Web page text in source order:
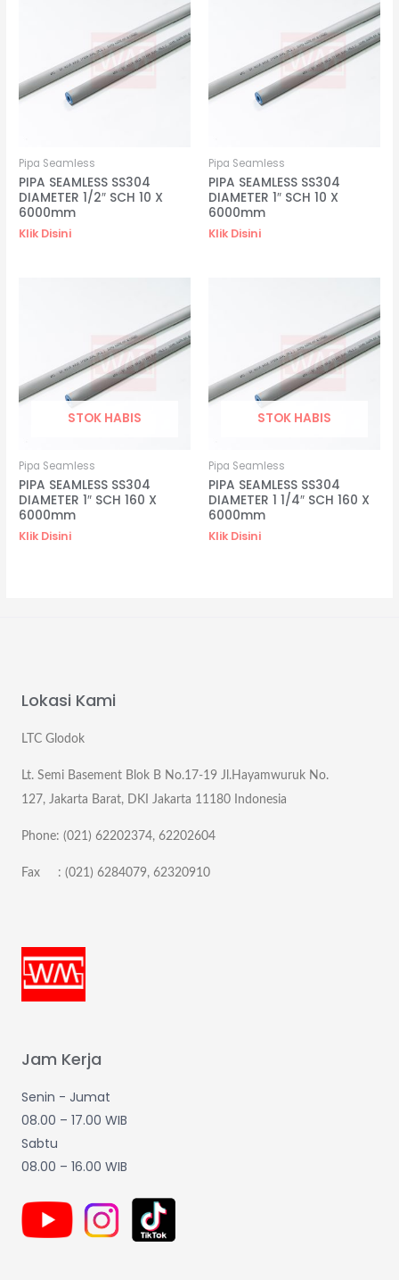
Pipa Seamless
PIPA SEAMLESS SS304
DIAMETER 1/2″ SCH 10 X
6000mm
Klik Disini
Pipa Seamless
PIPA SEAMLESS SS304
DIAMETER 1″ SCH 10 X
6000mm
Klik Disini
STOK HABIS
Pipa Seamless
PIPA SEAMLESS SS304
DIAMETER 1″ SCH 160 X
6000mm
Klik Disini
STOK HABIS
Pipa Seamless
PIPA SEAMLESS SS304
DIAMETER 1 1/4″ SCH 160 X
6000mm
Klik Disini
Lokasi Kami
LTC Glodok
Lt. Semi Basement Blok B No.17-19 Jl.Hayamwuruk No.
127, Jakarta Barat, DKI Jakarta 11180 Indonesia
Phone: (021) 62202374, 62202604
Fax : (021) 6284079, 62320910
Jam Kerja
Senin - Jumat
08.00 – 17.00 WIB
Sabtu
08.00 – 16.00 WIB